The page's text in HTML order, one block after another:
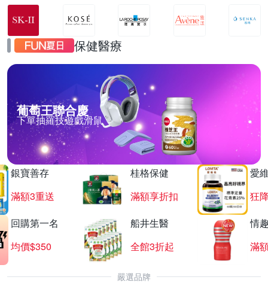
保健醫療
葡萄王聯合慶
下單抽羅技遊戲滑鼠
銀寶善存
滿額3重送
桂格保健
滿額享折扣
愛
狂
回購第一名
均價$350
船井生醫
全館3折起
情
滿
嚴選品牌